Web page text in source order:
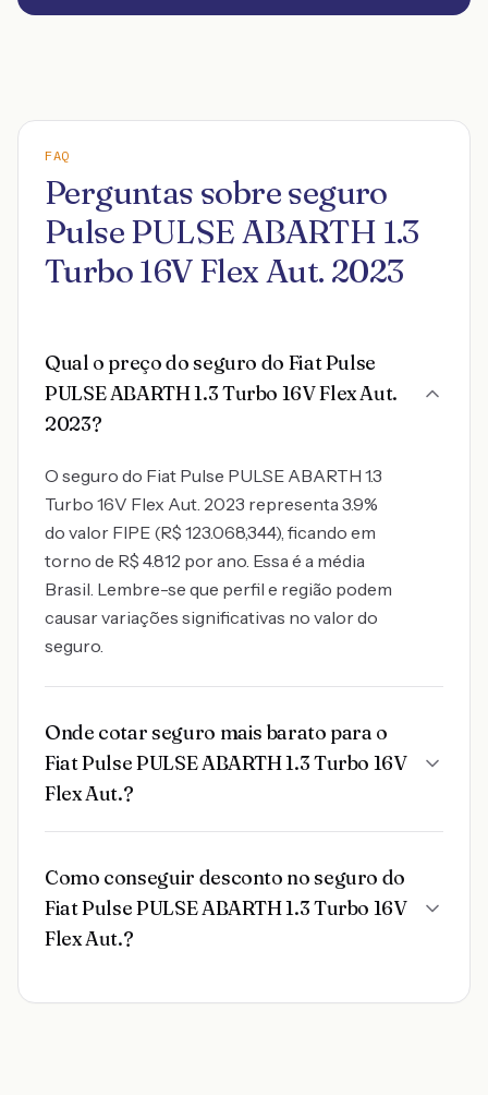
FAQ
Perguntas sobre seguro
Pulse PULSE ABARTH 1.3
Turbo 16V Flex Aut. 2023
Qual o preço do seguro do Fiat Pulse
PULSE ABARTH 1.3 Turbo 16V Flex Aut.
2023?
O seguro do Fiat Pulse PULSE ABARTH 1.3
Turbo 16V Flex Aut. 2023 representa 3.9%
do valor FIPE (R$ 123.068,344), ficando em
torno de R$ 4.812 por ano. Essa é a média
Brasil. Lembre-se que perfil e região podem
causar variações significativas no valor do
seguro.
Onde cotar seguro mais barato para o
Fiat Pulse PULSE ABARTH 1.3 Turbo 16V
Flex Aut.?
Como conseguir desconto no seguro do
Fiat Pulse PULSE ABARTH 1.3 Turbo 16V
Flex Aut.?